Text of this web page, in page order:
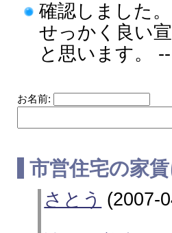
確認しました
せっかく良い
と思います。 --
お名前:
市営住宅の家
さとう (2007-